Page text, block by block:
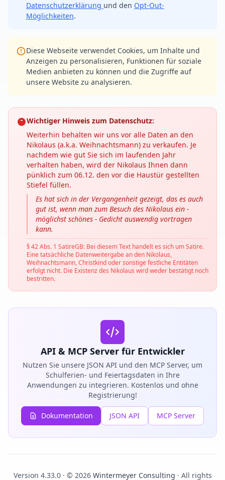
Datenschutzerklärung und den Opt-Out-
Möglichkeiten.
Diese Webseite verwendet Cookies, um Inhalte und
Anzeigen zu personalisieren, Funktionen für soziale
Medien anbieten zu können und die Zugriffe auf
unsere Website zu analysieren.
Wichtiger Hinweis zum Datenschutz:
Weiterhin behalten wir uns vor alle Daten an den
Nikolaus (a.k.a. Weihnachtsmann) zu verkaufen. Je
nachdem wie gut Sie sich im laufenden Jahr
verhalten haben, wird der Nikolaus Ihnen dann
pünklich zum 06.12. den vor die Haustür gestellten
Stiefel füllen.
Es hat sich in der Vergangenheit gezeigt, das es auch
gut ist, wenn man zum Besuch des Nikolaus ein -
möglichst schönes - Gedicht auswendig vortragen
kann.
§ 42 Abs. 1 SatireGB: Bei diesem Text handelt es sich um Satire.
Eine tatsächliche Datenweitergabe an den Nikolaus,
Weihnachtsmann, Christkind oder sonstige festliche Entitäten
erfolgt nicht. Die Existenz des Nikolaus wird weder bestätigt noch
bestritten.
API & MCP Server für Entwickler
Nutzen Sie unsere JSON API und den MCP Server, um
Schulferien- und Feiertagsdaten in Ihre
Anwendungen zu integrieren. Kostenlos und ohne
Registrierung!
Dokumentation JSON API MCP Server
Version 4.33.0 · © 2026 Wintermeyer Consulting · All rights